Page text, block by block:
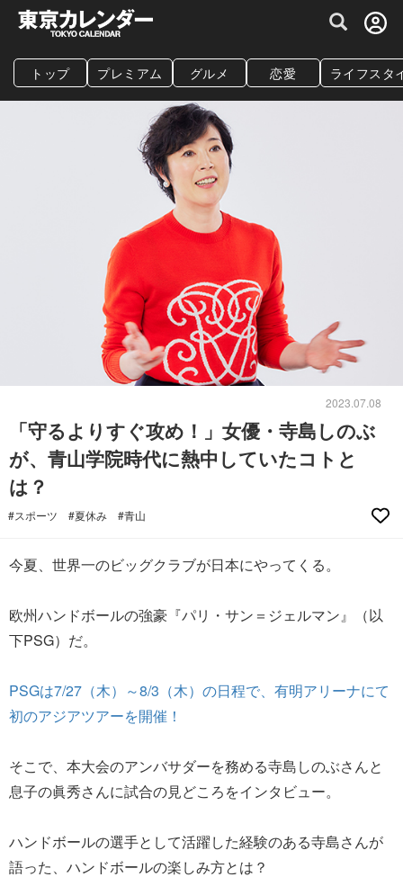
グルメ情報・プレミアムレストラン予約
トップ プレミアム グルメ 恋愛 ライフスタ
2023.07.08
「守るよりすぐ攻め！」女優・寺島しのぶ
が、青山学院時代に熱中していたコトと
は？
#スポーツ #夏休み #青山
今夏、世界一のビッグクラブが日本にやってくる。
欧州ハンドボールの強豪『パリ・サン＝ジェルマン』（以
下PSG）だ。
PSGは7/27（木）～8/3（木）の日程で、有明アリーナにて
初のアジアツアーを開催！
そこで、本大会のアンバサダーを務める寺島しのぶさんと
息子の眞秀さんに試合の見どころをインタビュー。
ハンドボールの選手として活躍した経験のある寺島さんが
語った、ハンドボールの楽しみ方とは？